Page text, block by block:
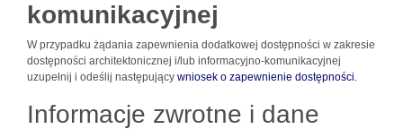
komunikacyjnej
W przypadku żądania zapewnienia dodatkowej dostępności w zakresie
dostępności architektonicznej i/lub informacyjno-komunikacyjnej
uzupełnij i odeślij następujący wniosek o zapewnienie dostępności.
Informacje zwrotne i dane